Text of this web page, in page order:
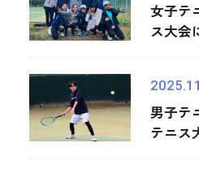
女子テ
ス大会
男子テ
テニス